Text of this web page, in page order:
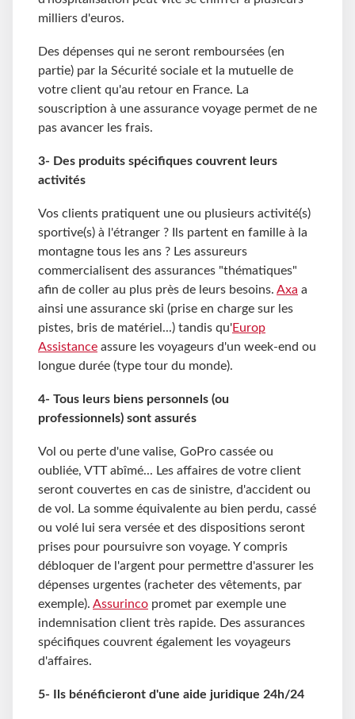
milliers d'euros.
Des dépenses qui ne seront remboursées (en
partie) par la Sécurité sociale et la mutuelle de
votre client qu'au retour en France. La
souscription à une assurance voyage permet de ne
pas avancer les frais.
3- Des produits spécifiques couvrent leurs
activités
Vos clients pratiquent une ou plusieurs activité(s)
sportive(s) à l'étranger ? Ils partent en famille à la
montagne tous les ans ? Les assureurs
commercialisent des assurances "thématiques"
afin de coller au plus près de leurs besoins. Axa a
ainsi une assurance ski (prise en charge sur les
pistes, bris de matériel...) tandis qu'Europ
Assistance assure les voyageurs d'un week-end ou
longue durée (type tour du monde).
4- Tous leurs biens personnels (ou
professionnels) sont assurés
Vol ou perte d'une valise, GoPro cassée ou
oubliée, VTT abîmé... Les affaires de votre client
seront couvertes en cas de sinistre, d'accident ou
de vol. La somme équivalente au bien perdu, cassé
ou volé lui sera versée et des dispositions seront
prises pour poursuivre son voyage. Y compris
débloquer de l'argent pour permettre d'assurer les
dépenses urgentes (racheter des vêtements, par
exemple). Assurinco promet par exemple une
indemnisation client très rapide. Des assurances
spécifiques couvrent également les voyageurs
d'affaires.
5- Ils bénéficieront d'une aide juridique 24h/24